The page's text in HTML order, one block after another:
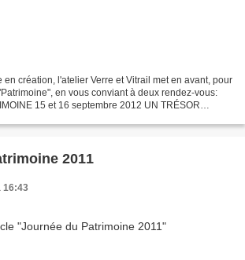
création, l'atelier Verre et Vitrail met en avant, pour
en vous conviant à deux rendez-vous:
15 et 16 septembre 2012 UN TRÉSOR
2011
16:43